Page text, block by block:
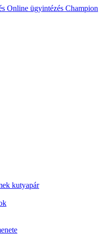
Online ügyintézés Champion
kutyapár